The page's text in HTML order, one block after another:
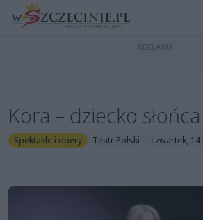
Kora – dziecko słońca
Spektakle i opery Teatr Polski czwartek,